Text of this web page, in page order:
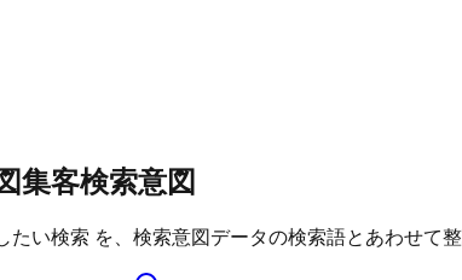
集客検索意図
たい検索 を、検索意図データの検索語とあわせて